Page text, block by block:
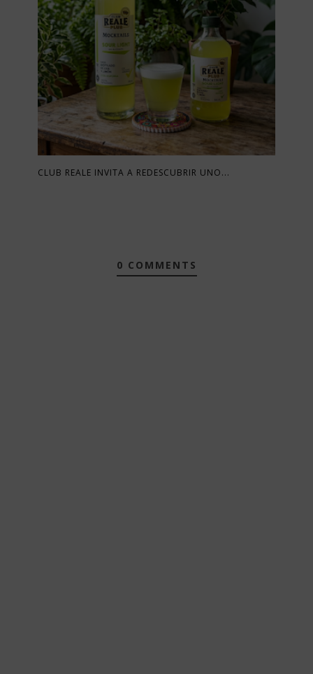
CLUB REALE INVITA A REDESCUBRIR UNO...
0 COMMENTS